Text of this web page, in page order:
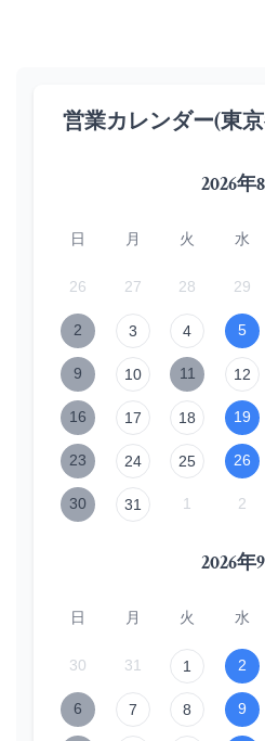
営業カレンダー(東
2026年
日 月 火 水
26 27 28 29
2 3 4 5
9 10 11 12
16 17 18 19
23 24 25 26
30 31 1 2
2026年
日 月 火 水
30 31 1 2
6 7 8 9